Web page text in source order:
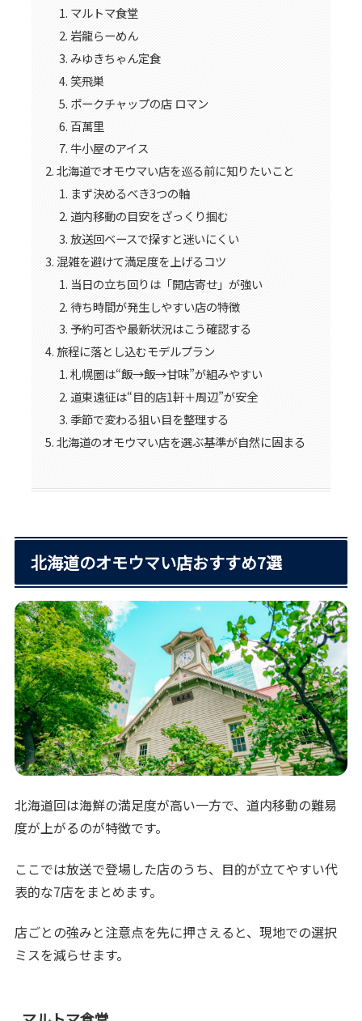
マルトマ食堂
岩龍らーめん
みゆきちゃん定食
笑飛巣
ポークチャップの店 ロマン
百萬里
牛小屋のアイス
北海道でオモウマい店を巡る前に知りたいこと
まず決めるべき3つの軸
道内移動の目安をざっくり掴む
放送回ベースで探すと迷いにくい
混雑を避けて満足度を上げるコツ
当日の立ち回りは「開店寄せ」が強い
待ち時間が発生しやすい店の特徴
予約可否や最新状況はこう確認する
旅程に落とし込むモデルプラン
札幌圏は“飯→飯→甘味”が組みやすい
道東遠征は“目的店1軒＋周辺”が安全
季節で変わる狙い目を整理する
北海道のオモウマい店を選ぶ基準が自然に固まる
北海道のオモウマい店おすすめ7選
北海道回は海鮮の満足度が高い一方で、道内移動の難易
度が上がるのが特徴です。
ここでは放送で登場した店のうち、目的が立てやすい代
表的な7店をまとめます。
店ごとの強みと注意点を先に押さえると、現地での選択
ミスを減らせます。